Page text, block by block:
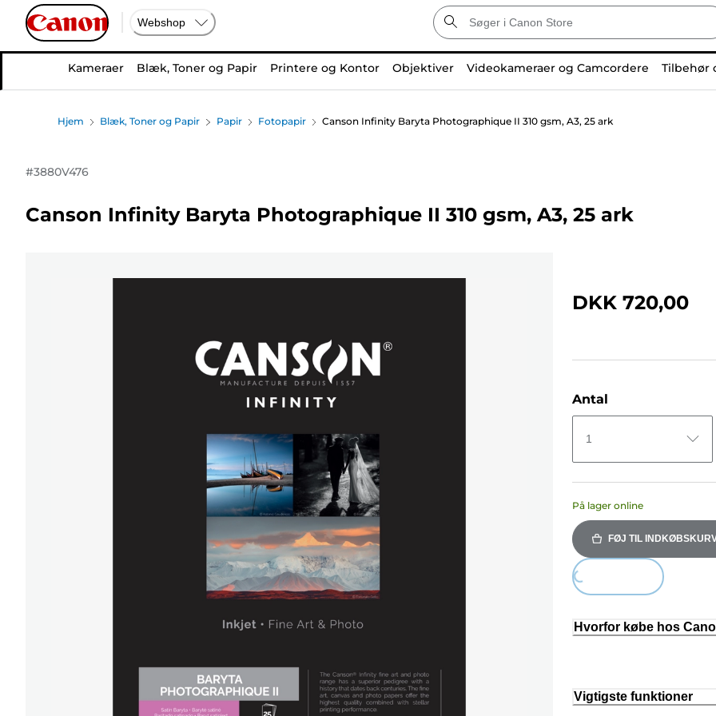
Webshop
Kameraer Blæk, Toner og Papir Printere og Kontor Objektiver Videokameraer og Camcordere Tilbehør
Hjem Blæk, Toner og Papir Papir Fotopapir Canson Infinity Baryta Photographique II 310 gsm, A3, 25 ark
#3880V476
Canson Infinity Baryta Photographique II 310 gsm, A3, 25 ark
DKK 720,00
Antal
1
På lager online
FØJ TIL
Hvorfor købe hos
Vigtigste funktioner